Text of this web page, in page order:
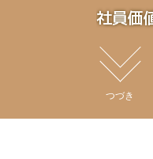
社員価
値であ
その
す。
つづき